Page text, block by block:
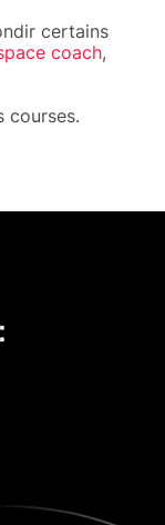
certains
coach,
courses.